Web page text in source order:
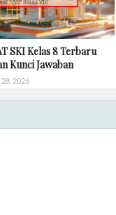
SKI Kelas 8 Terbaru
Kunci Jawaban
2026